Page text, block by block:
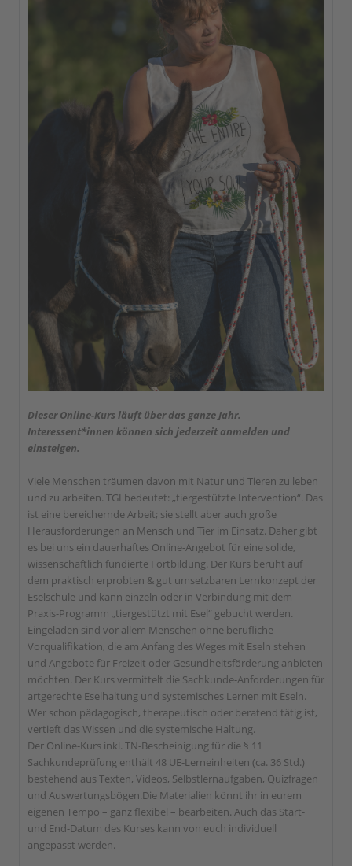
Dieser Online-Kurs läuft über das ganze Jahr.
Interessent*innen können sich jederzeit anmelden und
einsteigen.
Viele Menschen träumen davon mit Natur und Tieren zu leben
und zu arbeiten. TGI bedeutet: „tiergestützte Intervention“. Das
ist eine bereichernde Arbeit; sie stellt aber auch große
Herausforderungen an Mensch und Tier im Einsatz. Daher gibt
es bei uns ein dauerhaftes Online-Angebot für eine solide,
wissenschaftlich fundierte Fortbildung. Der Kurs beruht auf
dem praktisch erprobten & gut umsetzbaren Lernkonzept der
Eselschule und kann einzeln oder in Verbindung mit dem
Praxis-Programm „tiergestützt mit Esel“ gebucht werden.
Eingeladen sind vor allem Menschen ohne berufliche
Vorqualifikation, die am Anfang des Weges mit Eseln stehen
und Angebote für Freizeit oder Gesundheitsförderung anbieten
möchten. Der Kurs vermittelt die Sachkunde-Anforderungen für
artgerechte Eselhaltung und systemisches Lernen mit Eseln.
Wer schon pädagogisch, therapeutisch oder beratend tätig ist,
vertieft das Wissen und die systemische Haltung.
Der Online-Kurs inkl. TN-Bescheinigung für die § 11
Sachkundeprüfung enthält 48 UE-Lerneinheiten (ca. 36 Std.)
bestehend aus Texten, Videos, Selbstlernaufgaben, Quizfragen
und Auswertungsbögen.Die Materialien könnt ihr in eurem
eigenen Tempo – ganz flexibel – bearbeiten. Auch das Start-
und End-Datum des Kurses kann von euch individuell
angepasst werden.